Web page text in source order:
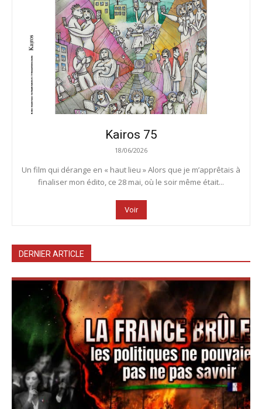
Kairos 75
18/06/2026
Un film qui dérange en « haut lieu » Alors que je m’apprêtais à
finaliser mon édito, ce 28 mai, où le soir même était...
Voir
DERNIER ARTICLE